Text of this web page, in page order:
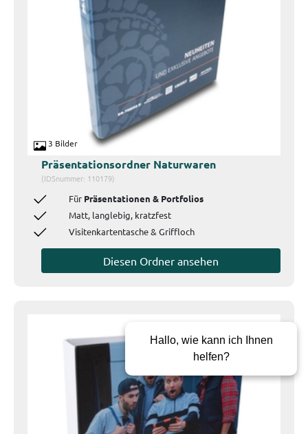
3 Bilder
Präsentationsordner Naturwaren
(IDSnummer: 110179)
Für Präsentationen & Portfolios
Matt, langlebig, kratzfest
Visitenkartentasche & Griffloch
Diesen Ordner ansehen
Hallo, wie kann ich Ihnen
helfen?